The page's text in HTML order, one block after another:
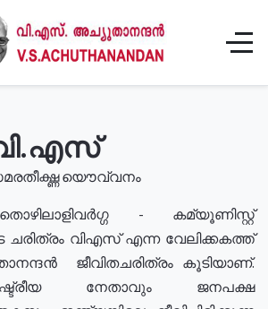
യൌവ്വനം
- കമ്യൂണിസ്റ്റ്
വിഎസ് എന്ന വേലിക്കകത്ത്
ജീവിതചരിത്രം കൂടിയാണ്.
നേതാവും ജനപക്ഷ